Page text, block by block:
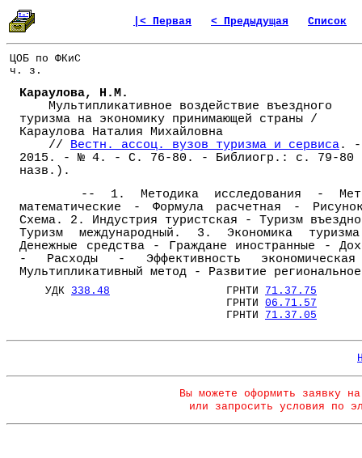
|< Первая < Предыдущая Список
ЦОБ по ФКиС
ч. з.
Караулова, Н.М.
Мультипликативное воздействие въездного
туризма на экономику принимающей страны /
Караулова Наталия Михайловна
// Вестн. ассоц. вузов туризма и сервиса. -
2015. - № 4. - С. 76-80. - Библиогр.: с. 79-80
назв.).
-- 1. Методика исследования -
математические - Формула расчетная -
Схема. 2. Индустрия туристская - Туризм
Туризм международный. 3. Экономика
Денежные средства - Граждане иностранные -
- Расходы - Эффективность
Мультипликативный метод - Развитие
УДК 338.48 ГРНТИ 71.37.75
ГРНТИ 06.71.57
ГРНТИ 71.37.05
Вы можете оформить заявку
или запросить условия по